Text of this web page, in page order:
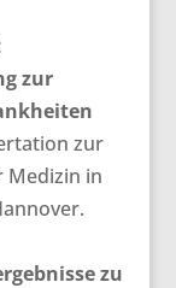
zur
zur
Medizin in
zu